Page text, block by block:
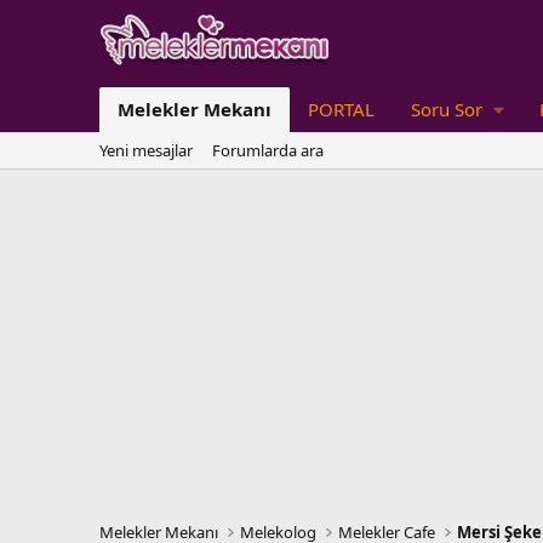
Melekler Mekanı PORTAL Soru Sor
Yeni mesajlar Forumlarda ara
Melekler Mekanı Melekolog Melekler Cafe Mersi